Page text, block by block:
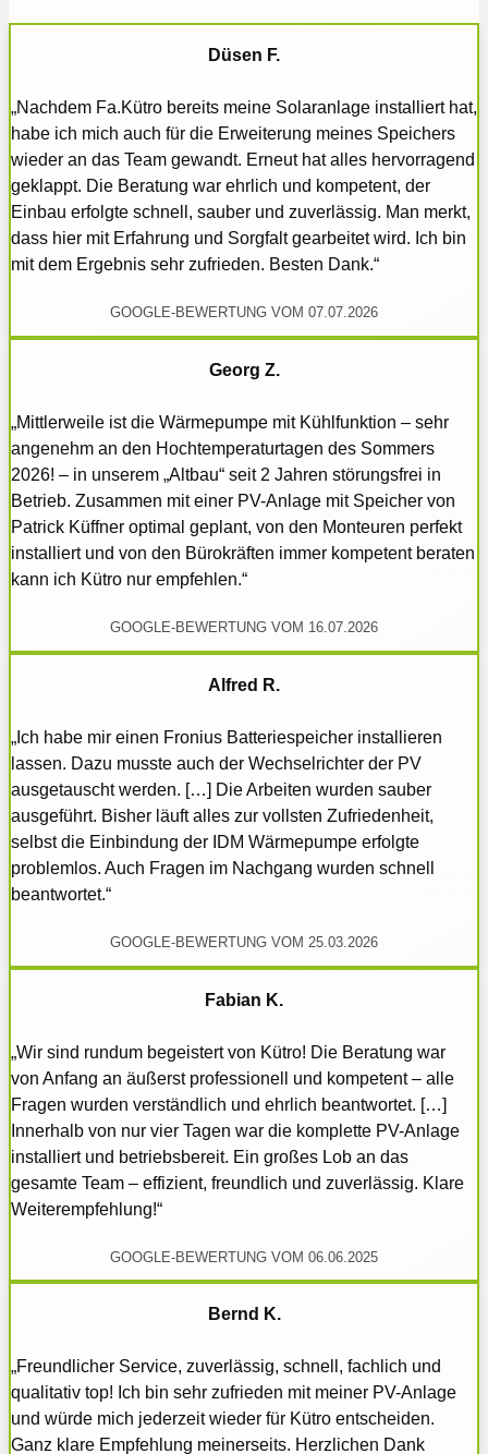
Düsen F.
„Nachdem Fa.Kütro bereits meine Solaranlage installiert hat,
habe ich mich auch für die Erweiterung meines Speichers
wieder an das Team gewandt. Erneut hat alles hervorragend
geklappt. Die Beratung war ehrlich und kompetent, der
Einbau erfolgte schnell, sauber und zuverlässig. Man merkt,
dass hier mit Erfahrung und Sorgfalt gearbeitet wird. Ich bin
mit dem Ergebnis sehr zufrieden. Besten Dank.“
GOOGLE-BEWERTUNG VOM 07.07.2026
Georg Z.
„Mittlerweile ist die Wärmepumpe mit Kühlfunktion – sehr
angenehm an den Hochtemperaturtagen des Sommers
2026! – in unserem „Altbau“ seit 2 Jahren störungsfrei in
Betrieb. Zusammen mit einer PV-Anlage mit Speicher von
Patrick Küffner optimal geplant, von den Monteuren perfekt
installiert und von den Bürokräften immer kompetent beraten
kann ich Kütro nur empfehlen.“
GOOGLE-BEWERTUNG VOM 16.07.2026
Alfred R.
„Ich habe mir einen Fronius Batteriespeicher installieren
lassen. Dazu musste auch der Wechselrichter der PV
ausgetauscht werden. […] Die Arbeiten wurden sauber
ausgeführt. Bisher läuft alles zur vollsten Zufriedenheit,
selbst die Einbindung der IDM Wärmepumpe erfolgte
problemlos. Auch Fragen im Nachgang wurden schnell
beantwortet.“
GOOGLE-BEWERTUNG VOM 25.03.2026
Fabian K.
„Wir sind rundum begeistert von Kütro! Die Beratung war
von Anfang an äußerst professionell und kompetent – alle
Fragen wurden verständlich und ehrlich beantwortet. […]
Innerhalb von nur vier Tagen war die komplette PV-Anlage
installiert und betriebsbereit. Ein großes Lob an das
gesamte Team – effizient, freundlich und zuverlässig. Klare
Weiterempfehlung!“
GOOGLE-BEWERTUNG VOM 06.06.2025
Bernd K.
„Freundlicher Service, zuverlässig, schnell, fachlich und
qualitativ top! Ich bin sehr zufrieden mit meiner PV-Anlage
und würde mich jederzeit wieder für Kütro entscheiden.
Ganz klare Empfehlung meinerseits. Herzlichen Dank